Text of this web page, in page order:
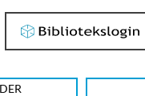
Bibliotekslogin